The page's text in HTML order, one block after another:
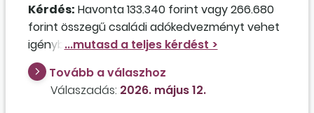
Kérdés: Havonta 133.340 forint vagy 266.680
forint összegű családi adókedvezményt vehet
igénybe 2026-ban a 18. életévét betöltött,
családi pótlékra saját jogán jogosult vagy
rokkantsági járadékban részesülő
magánszemély (vagy vele közös háztartásban
Tovább a válaszhoz
Válaszadás: 2026. május 12.